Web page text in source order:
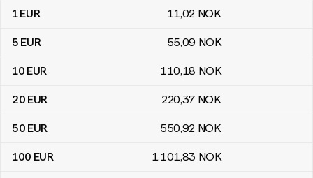
Tabela de conversão de Euros para Coroas norueguesas
1EUR 11,02 NOK
5 EUR 55,09 NOK
10 EUR 110,18 NOK
20 EUR 220,37 NOK
50 EUR 550,92 NOK
100 EUR 1.101,83 NOK